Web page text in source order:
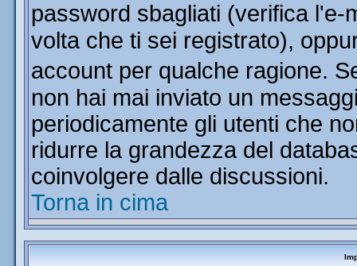
password sbagliati (verifica
volta che ti sei registrato),
account per qualche ragione.
non hai mai inviato un
periodicamente gli utenti che
ridurre la grandezza del
coinvolgere dalle discussioni.
Torna in cima